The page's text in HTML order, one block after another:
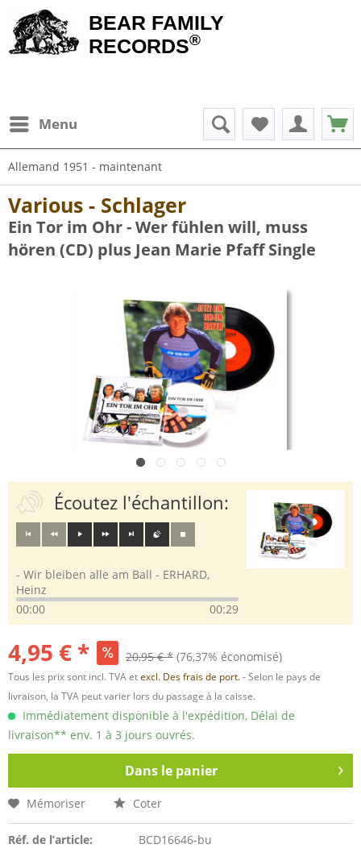
BEAR FAMILY
RECORDS®
Menu
Allemand 1951 - maintenant
Various - Schlager
Ein Tor im Ohr - Wer fühlen will, muss
hören (CD) plus Jean Marie Pfaff Single
Écoutez l'échantillon:
- Wir bleiben alle am Ball - ERHARD,
Heinz
00:00
00:29
4,95 € * 20,95 € * (76,37% économisé)
Tous les prix sont incl. TVA etexcl. Des frais de port.- Selon le pays de
livraison, la TVA peut varier lors du passage à la caisse.
Immédiatement disponible à l'expédition, Délai de
livraison** env. 1 à 3 jours ouvrés.
Dans le panier
Mémoriser Coter
Réf. de l’article:
BCD16646-bu